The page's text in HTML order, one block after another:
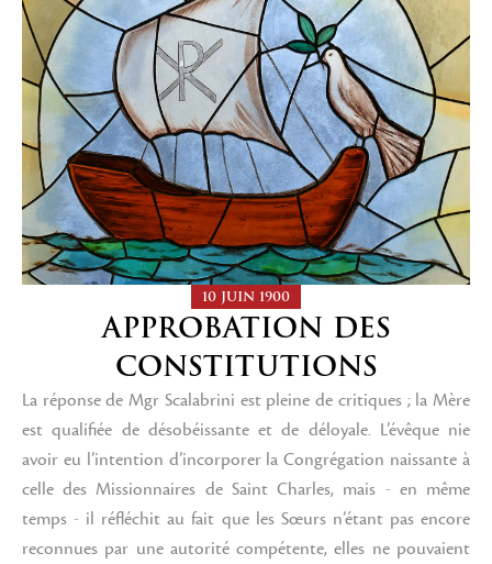
10 JUIN 1900
APPROBATION DES
CONSTITUTIONS
La réponse de Mgr Scalabrini est pleine de critiques ; la Mère
est qualifiée de désobéissante et de déloyale. L’évêque nie
avoir eu l’intention d’incorporer la Congrégation naissante à
celle des Missionnaires de Saint Charles, mais - en même
temps - il réfléchit au fait que les Sœurs n’étant pas encore
reconnues par une autorité compétente, elles ne pouvaient